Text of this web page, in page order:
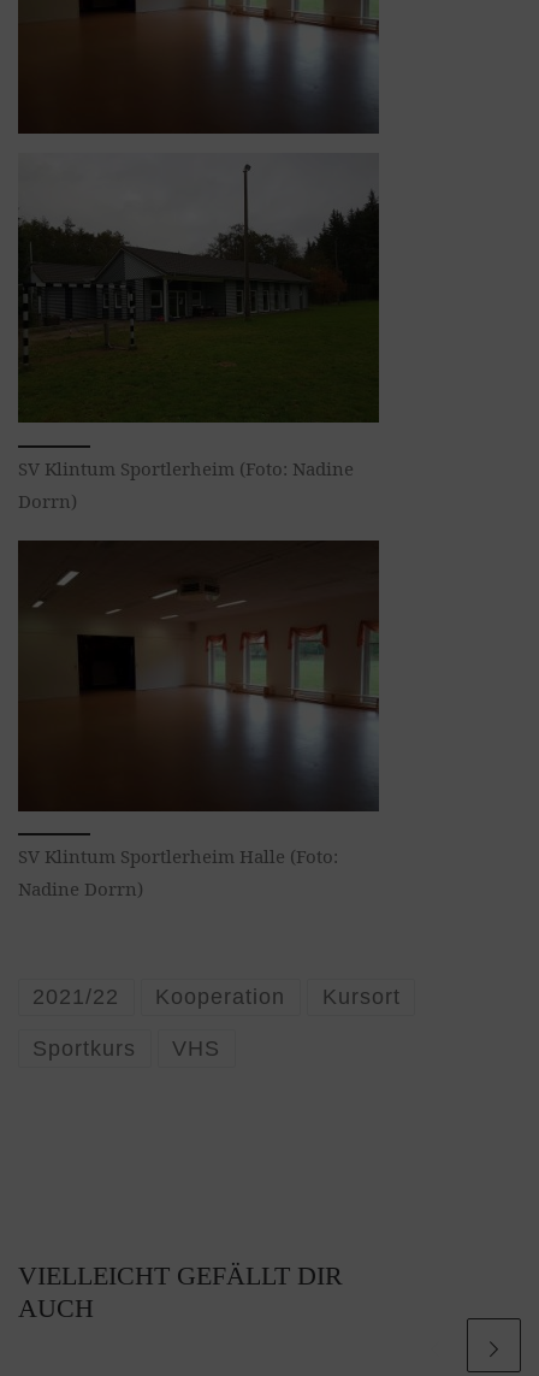
SV Klintum Sportlerheim (Foto: Nadine
Dorrn)
SV Klintum Sportlerheim Halle (Foto:
Nadine Dorrn)
2021/22 Kooperation Kursort
Sportkurs VHS
VIELLEICHT GEFÄLLT DIR
AUCH